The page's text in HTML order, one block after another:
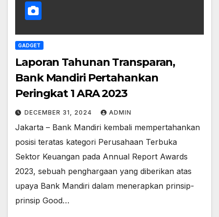
GADGET
Laporan Tahunan Transparan,
Bank Mandiri Pertahankan
Peringkat 1 ARA 2023
DECEMBER 31, 2024 ADMIN
Jakarta – Bank Mandiri kembali mempertahankan
posisi teratas kategori Perusahaan Terbuka
Sektor Keuangan pada Annual Report Awards
2023, sebuah penghargaan yang diberikan atas
upaya Bank Mandiri dalam menerapkan prinsip-
prinsip Good…